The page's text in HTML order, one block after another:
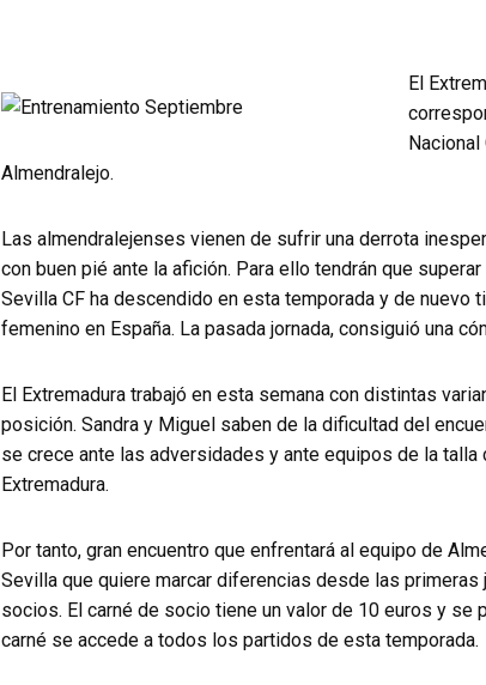
El
Almendralejo.
Las almendralejenses vienen de sufrir una derrota
con buen pié ante la afición. Para ello tendrán que
Sevilla CF ha descendido en esta temporada y de
femenino en España. La pasada jornada, consiguió una
El Extremadura trabajó en esta semana con distintas
posición. Sandra y Miguel saben de la dificultad del
se crece ante las adversidades y ante equipos de la
Extremadura.
Por tanto, gran encuentro que enfrentará al equipo de
Sevilla que quiere marcar diferencias desde las
socios. El carné de socio tiene un valor de 10 euros y se
carné se accede a todos los partidos de esta temporada.